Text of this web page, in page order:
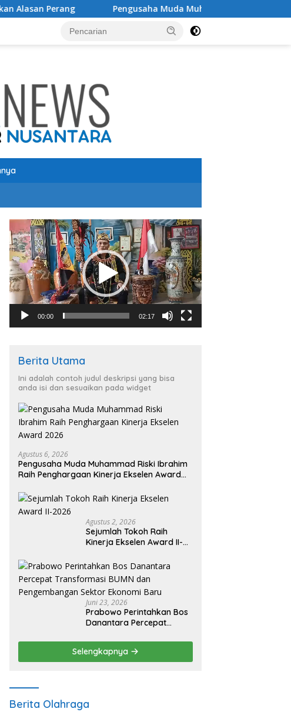
Pengusaha Muda Muhammad Riski Ibrahim Raih
Pemutar
Video
00:00 02:17
Berita Utama
Ini adalah contoh judul deskripsi yang bisa
anda isi dan sesuaikan pada widget
Agustus 6, 2026
Pengusaha Muda Muhammad Riski Ibrahim
Raih Penghargaan Kinerja Ekselen Award
Agustus 2, 2026
Sejumlah Tokoh Raih
Kinerja Ekselen Award II-
Juni 23, 2026
Prabowo Perintahkan Bos
Danantara Percepat
Pengembangan Sektor
Ekonomi Baru
Selengkapnya
Berita Olahraga